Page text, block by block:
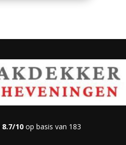
8.7/10 op basis van 183